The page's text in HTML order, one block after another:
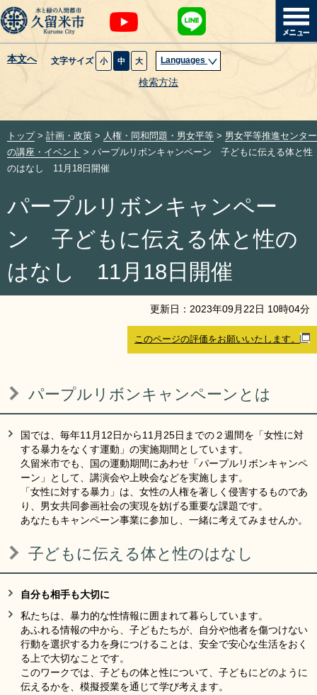
本文へ 文字サイズ 小 中 大 Languages
検索方法
暮らし・届出
健康・医療・福祉
創業・産業・ビジネス
計画・政策
組織から探す
利用ガイド
サイトについて
閉じる
トップ> 計画・政策 > 人権・同和問題・男女平等 > 男女平等推進センター
の講座・イベント > パープルリボンキャンペーン 子どもに伝える体と性
のはなし 11月18日開催
パープルリボンキャンペー
ン 子どもに伝える体と性の
はなし 11月18日開催
更新日： 2023年09月 22日 10時04分
このページの評価をお願いいたします。
パープルリボンキャンペーンとは
国では、毎年11月12日から11月25日までの２週間を「女性に対
する暴力をなくす運動」の実施期間としています。
久留米市でも、国の運動期間にあわせ「パープルリボンキャンペ
ーン」として、講演会や上映会などを実施します。
「女性に対する暴力」は、女性の人権を著しく侵害するものであ
り、男女共同参画社会の実現を妨げる重要な課題です。
あなたもキャンペーン事業に参加し、一緒に考えてみませんか。
子どもに伝える体と性のはなし
自分も相手も大切に
私たちは、暴力的な性情報に囲まれて暮らしています。
あふれる情報の中から、子どもたちが、自分や他者を傷つけない
行動を選択する力を身につけることは、安全で安心な生活をおく
る上で大切なことです。
このワークでは、子どもの体と性について、子どもにどのように
伝えるかを、模擬授業を通じて学び考えます。